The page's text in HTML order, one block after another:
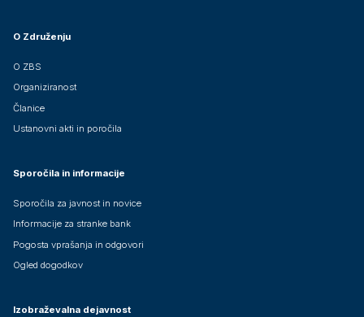
O Združenju
O ZBS
Organiziranost
Članice
Ustanovni akti in poročila
Sporočila in informacije
Sporočila za javnost in novice
Informacije za stranke bank
Pogosta vprašanja in odgovori
Ogled dogodkov
Izobraževalna dejavnost